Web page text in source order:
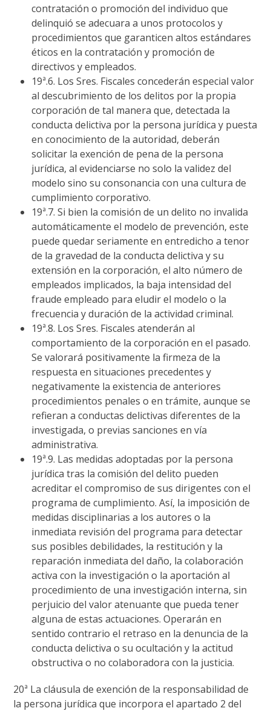
contratación o promoción del individuo que
delinquió se adecuara a unos protocolos y
procedimientos que garanticen altos estándares
éticos en la contratación y promoción de
directivos y empleados.
19ª.6. Los Sres. Fiscales concederán especial valor
al descubrimiento de los delitos por la propia
corporación de tal manera que, detectada la
conducta delictiva por la persona jurídica y puesta
en conocimiento de la autoridad, deberán
solicitar la exención de pena de la persona
jurídica, al evidenciarse no solo la validez del
modelo sino su consonancia con una cultura de
cumplimiento corporativo.
19ª.7. Si bien la comisión de un delito no invalida
automáticamente el modelo de prevención, este
puede quedar seriamente en entredicho a tenor
de la gravedad de la conducta delictiva y su
extensión en la corporación, el alto número de
empleados implicados, la baja intensidad del
fraude empleado para eludir el modelo o la
frecuencia y duración de la actividad criminal.
19ª.8. Los Sres. Fiscales atenderán al
comportamiento de la corporación en el pasado.
Se valorará positivamente la firmeza de la
respuesta en situaciones precedentes y
negativamente la existencia de anteriores
procedimientos penales o en trámite, aunque se
refieran a conductas delictivas diferentes de la
investigada, o previas sanciones en vía
administrativa.
19ª.9. Las medidas adoptadas por la persona
jurídica tras la comisión del delito pueden
acreditar el compromiso de sus dirigentes con el
programa de cumplimiento. Así, la imposición de
medidas disciplinarias a los autores o la
inmediata revisión del programa para detectar
sus posibles debilidades, la restitución y la
reparación inmediata del daño, la colaboración
activa con la investigación o la aportación al
procedimiento de una investigación interna, sin
perjuicio del valor atenuante que pueda tener
alguna de estas actuaciones. Operarán en
sentido contrario el retraso en la denuncia de la
conducta delictiva o su ocultación y la actitud
obstructiva o no colaboradora con la justicia.
20ª La cláusula de exención de la responsabilidad de
la persona jurídica que incorpora el apartado 2 del